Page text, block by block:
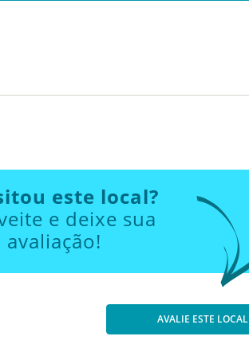
este local?
e deixe sua
avaliação!
AVALIE ESTE LOCAL